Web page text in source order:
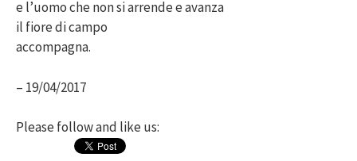
e l’uomo che non si arrende e avanza
il fiore di campo
accompagna.
– 19/04/2017
Please follow and like us: